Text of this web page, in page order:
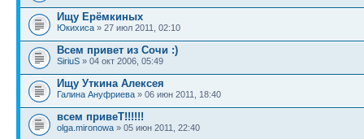
Ищу Ерёмкиных
Юкихиса » 27 июл 2011, 02:10
Всем привет из Сочи :)
SiriuS » 04 окт 2006, 05:49
Ищу Уткина Алексея
Галина Ануфриева » 06 июн 2011, 18:40
всем привеТ!!!!!!
olga.mironowa » 05 июн 2011, 22:40